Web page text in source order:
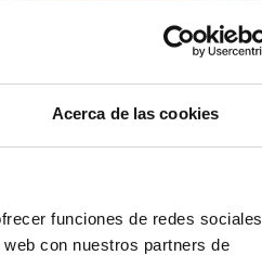
Acerca de las cookies
funciones de redes sociales
con nuestros partners de